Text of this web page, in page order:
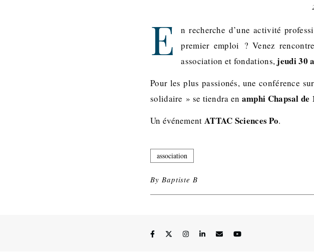
E
n recherche d’une activité
premier emploi ? Venez
association et fondations, jeudi 30
Pour les plus passionés, une conférence
solidaire » se tiendra en amphi Chapsal de
Un événement ATTAC Sciences Po.
association
ByBaptiste B